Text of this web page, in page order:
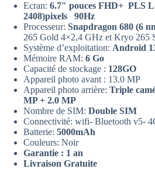
Ecran: 6.7″ pouces FHD+ PLS
2408)pixels 90Hz
Processeur: Snapdragon 680 (6
265 Gold 4×2,4 GHz et Kryo 265
Système d’exploitation: Android
Mémoire RAM: 6 Go
Capacité de stockage : 128GO
Appareil photo avant : 13.0 MP
Appareil photo arrière: Triple
MP + 2.0 MP
Nombre de SIM: Double SIM
Connectivité: wifi- Bluetooth v5-
Batterie: 5000mAh
Couleurs: Noir
Garantie : 1 an
Livraison Gratuite